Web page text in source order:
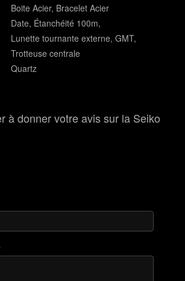
Boite Acier, Bracelet Acier
Date, Étanchéité 100m,
Lunette tournante externe, GMT,
Trotteuse centrale
Quartz
à donner votre avis sur la Seiko